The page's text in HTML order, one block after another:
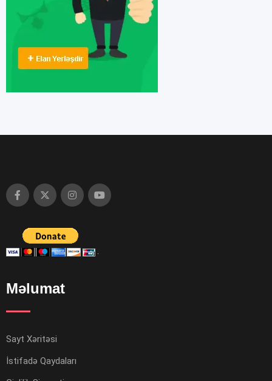
Məlumat
Sayt Xəritəsi
İstifadə Qaydaları